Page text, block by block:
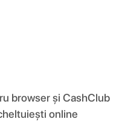
browser și CashClub
online